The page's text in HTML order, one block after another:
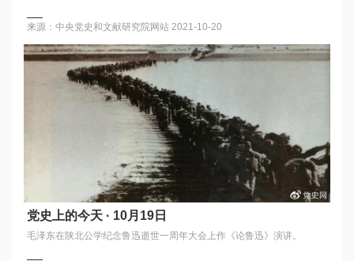
来源：中央党史和文献研究院网站 2021-10-20
党史上的今天 · 10月19日
毛泽东在陕北公学纪念鲁迅逝世一周年大会上作《论鲁迅》演讲。